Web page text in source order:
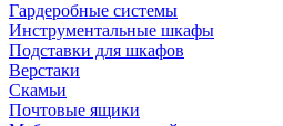
Гардеробные системы
Инструментальные шкафы
Подставки для шкафов
Верстаки
Скамьи
Почтовые ящики